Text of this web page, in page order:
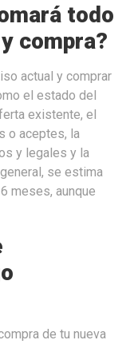
todo
compra?
actual y comprar
el estado del
existente, el
o aceptes, la
y legales y la
se estima
meses, aunque
de tu nueva